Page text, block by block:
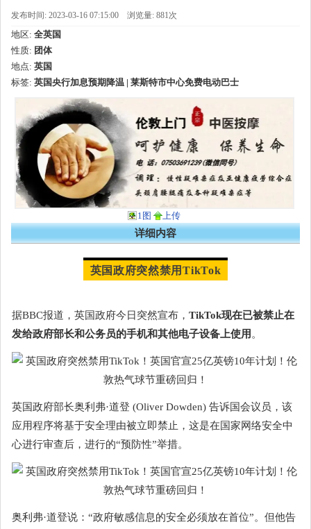
发布时间: 2023-03-16 07:15:00 浏览量: 881次
地区: 全英国
性质: 团体
地点: 英国
标签: 英国央行加息预期降温 | 莱斯特市中心免费电动巴士
1图 上传
详细内容
英国政府突然禁用TikTok
据BBC报道，英国政府今日突然宣布， TikTok现在已被禁止在
发给政府部长和公务员的手机和其他电子设备上使用 。
英国政府部长奥利弗·道登 (Oliver Dowden) 告诉国会议员，该
应用程序将基于安全理由被立即禁止，这是在国家网络安全中
心进行审查后，进行的“预防性”举措。
奥利弗·道登说：“政府敏感信息的安全必须放在首位”。但他告